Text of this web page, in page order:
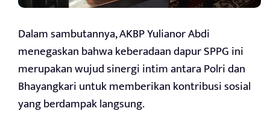
Dalam sambutannya, AKBP Yulianor Abdi
menegaskan bahwa keberadaan dapur SPPG ini
merupakan wujud sinergi intim antara Polri dan
Bhayangkari untuk memberikan kontribusi sosial
yang berdampak langsung.